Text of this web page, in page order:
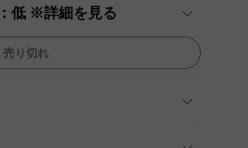
低 ※詳細を見る
売り切れ